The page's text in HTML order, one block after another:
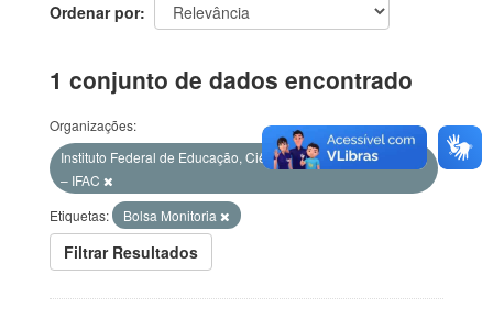
Ordenar por
1 conjunto de dados encontrado
Organizações:
Instituto Federal de Educação, Ciência e Tecnologia do Acre
– IFAC
Etiquetas:
Bolsa Monitoria
Filtrar Resultados